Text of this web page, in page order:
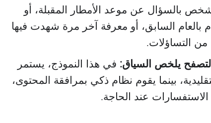
بالسؤال عن موعد الأمطار المقبلة، أو
بالعام السابق، أو معرفة آخر مرة شهدت فيها
من التساؤلات.
يلخص السياق: في هذا النموذج، يستمر
بينما يقوم نظام ذكي بمرافقة المحتوى،
الاستفسارات عند الحاجة.